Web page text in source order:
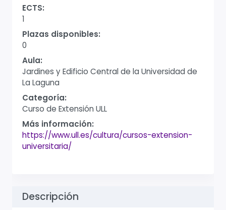
ECTS:
1
Plazas disponibles:
0
Aula:
Jardines y Edificio Central de la Universidad de
La Laguna
Categoría:
Curso de Extensión ULL
Más información:
https://www.ull.es/cultura/cursos-extension-
universitaria/
Descripción